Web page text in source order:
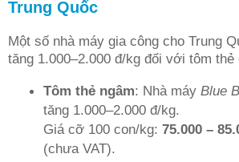
Trung Quốc
Một số nhà máy gia công cho Trung
tăng 1.000–2.000 đ/kg đối với tôm
Tôm thẻ ngâm: Nhà máy Blue
tăng 1.000–2.000 đ/kg.
Giá cỡ 100 con/kg: 75.000 –
(chưa VAT).